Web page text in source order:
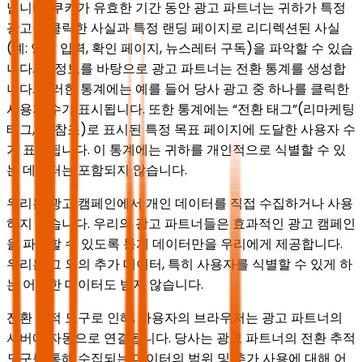
닙니다. 쿠키가 유효한 기간 동안 광고 파트너는 귀하가 특정
광고를 클릭한 사실과 특정 랜딩 페이지로 리디렉션된 사실
(예: 양식 입력, 확인 페이지, 뉴스레터 구독)을 파악할 수 있습
니다. 이 정보를 바탕으로 광고 파트너는 전환 통계를 생성합
니다. 이러한 통계에는 예를 들어 당사 광고 중 하나를 클릭한
사용자 수가 표시됩니다. 또한 통계에는 “전환 태그”(리마케팅
태그, 위 참조)로 표시된 특정 목표 페이지에 도달한 사용자 수
가 표시됩니다. 이 통계에는 귀하를 개인적으로 식별할 수 있
는 데이터는 포함되지 않습니다.
우리는 광고 캠페인에서 개인 데이터를 직접 수집하거나 사용
하지 않습니다. 우리의 광고 파트너들은 효과적인 광고 캠페인
을 파악할 수 있도록 통계 데이터만을 우리에게 제공합니다.
우리는 그 외의 추가 데이터, 특히 사용자를 식별할 수 있게 하
는 어떠한 데이터도 받지 않습니다.
전환 추적 도구로 인해, 사용자의 브라우저는 광고 파트너의
서버에 자동으로 연결됩니다. 당사는 광고 파트너의 전환 추적